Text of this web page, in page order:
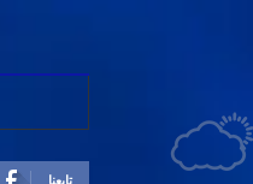
تابعنا